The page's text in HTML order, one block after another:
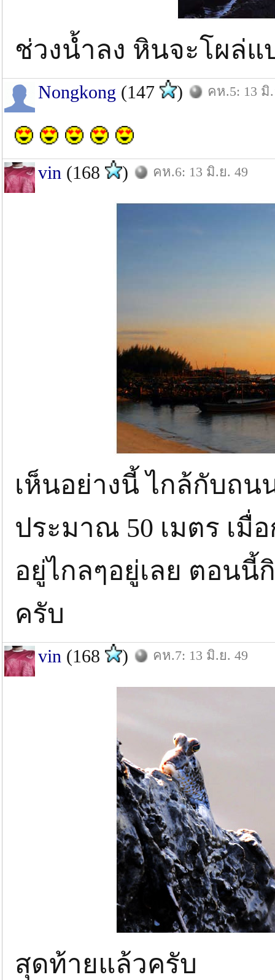
ช่วงน้ำลง หินจะโผล่แ
Nongkong (147 ) คห.5: 13 มิ
vin (168 ) คห.6: 13 มิ.ย. 49
เห็นอย่างนี้ ไกล้กับถน
ประมาณ 50 เมตร เมื่
อยู่ไกลๆอยู่เลย ตอนนี้
ครับ
vin (168 ) คห.7: 13 มิ.ย. 49
สุดท้ายแล้วครับ